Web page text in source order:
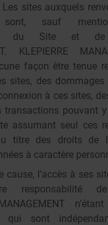
sites auxquels
sont, sauf
du Site et de
KLEPIERRE
façon être tenue
sites, des
à ces sites,
transactions pouvant y
assumant seul ces
titre des droits de
à caractère
cause, l’accès à ses
responsabilité de
qui sont